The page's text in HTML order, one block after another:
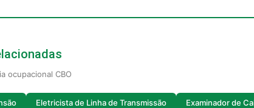
ocupacional CBO
Eletricista de Linha de Transmissão Examinador de